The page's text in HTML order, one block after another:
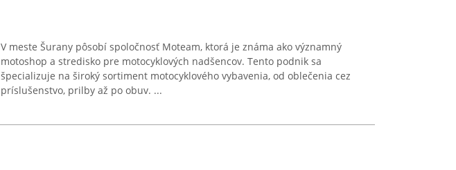
V meste Šurany pôsobí spoločnosť Moteam, ktorá je známa ako významný
motoshop a stredisko pre motocyklových nadšencov. Tento podnik sa
špecializuje na široký sortiment motocyklového vybavenia, od oblečenia cez
príslušenstvo, prilby až po obuv. ...